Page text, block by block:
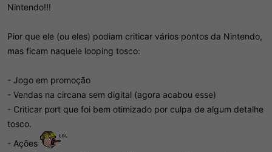
Nintendo!!!
Pior que ele (ou eles) podiam criticar vários pontos da Nintendo,
mas ficam naquele looping tosco:
- Jogo em promoção
- Vendas na circana sem digital (agora acabou esse)
- Criticar port que foi bem otimizado por culpa de algum detalhe
tosco.
- Ações